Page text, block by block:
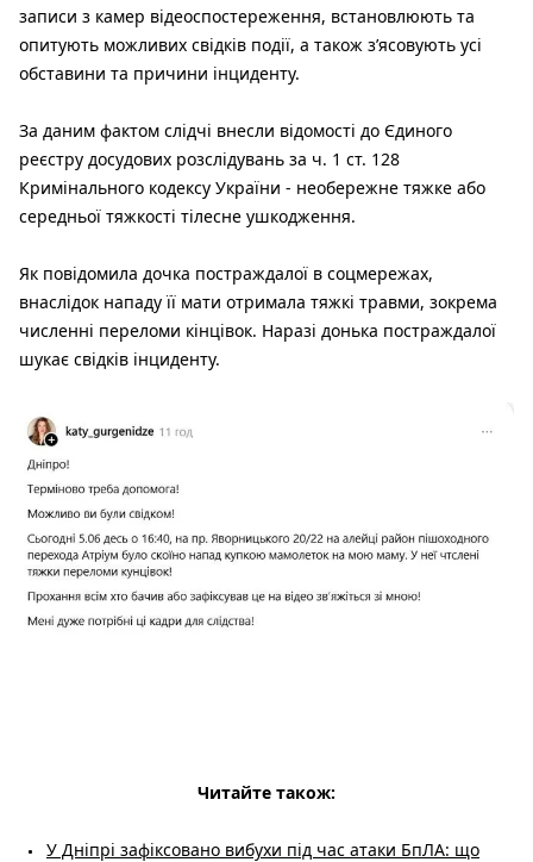
записи з камер відеоспостереження, встановлюють та
опитують можливих свідків події, а також з’ясовують усі
обставини та причини інциденту.
За даним фактом слідчі внесли відомості до Єдиного
реєстру досудових розслідувань за ч. 1 ст. 128
Кримінального кодексу України - необережне тяжке або
середньої тяжкості тілесне ушкодження.
Як повідомила дочка постраждалої в соцмережах,
внаслідок нападу її мати отримала тяжкі травми, зокрема
численні переломи кінцівок. Наразі донька постраждалої
шукає свідків інциденту.
Читайте також:
У Дніпрі зафіксовано вибухи під час атаки БпЛА: що